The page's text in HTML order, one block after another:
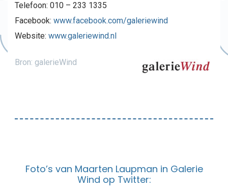
Telefoon: 010 – 233 1335
Facebook: www.facebook.com/galeriewind
Website: www.galeriewind.nl
Bron: galerieWind
Foto’s van Maarten Laupman in Galerie
Wind op Twitter: